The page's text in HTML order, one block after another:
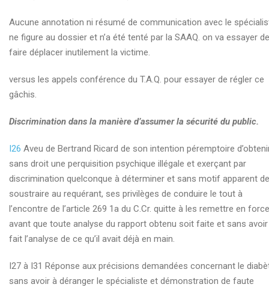
Aucune annotation ni résumé de communication avec le
ne figure au dossier et n’a été tenté par la SAAQ. on va essayer de
faire déplacer inutilement la victime.
versus les appels conférence du T.A.Q. pour essayer de régler ce
gâchis.
Discrimination dans la manière d’assumer la sécurité du public.
I26 Aveu de Bertrand Ricard de son intention péremptoire
sans droit une perquisition psychique illégale et exerçant par
discrimination quelconque à déterminer et sans motif apparent de
soustraire au requérant, ses privilèges de conduire le tout à
l’encontre de l’article 269 1a du C.Cr. quitte à les remettre en force
avant que toute analyse du rapport obtenu soit faite et sans avoir
fait l’analyse de ce qu’il avait déjà en main.
I27 à I31 Réponse aux précisions demandées concernant le
sans avoir à déranger le spécialiste et démonstration de faute